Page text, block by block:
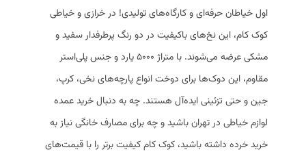
اول خیاطان حرفه‌ای و کارگاه‌های تولیدی! در خرازی و خیاطی
کوک کام، این نخ‌های باکیفیت در دو رنگ پرطرفدار سفید و
مشکی عرضه می‌شوند. با متراژ ۵۰۰۰ یارد و جنس پلی‌استر
مقاوم، این دوک‌ها برای دوخت انواع پارچه‌های نخی، کرپ،
جین و حتی تزئینی ایده‌آل هستند. چه به دنبال خرید عمده
لوازم خیاطی در تهران باشید و چه برای مصارف خانگی نیاز به
خرید خرده داشته باشید، کوک کام کیفیت برتر را با قیمت‌های